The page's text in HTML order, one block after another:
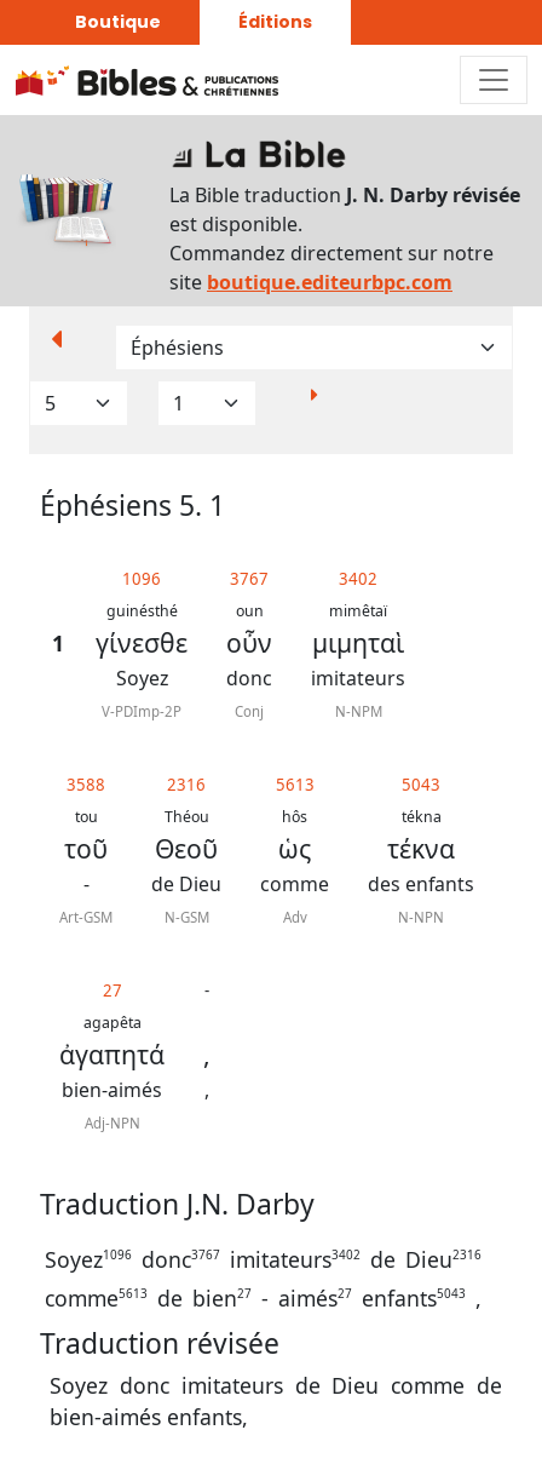
Boutique Éditions
La Bible traduction J. N. Darby révisée
est disponible.
Commandez directement sur notre
site boutique.editeurbpc.com
Éphésiens 5. 1
1
1096
guinésthé
γίνεσθε
Soyez
V-PDImp-2P
3767
oun
οὖν
donc
Conj
3402
mimêtaï
μιμηταὶ
imitateurs
N-NPM
3588
tou
τοῦ
-
Art-GSM
2316
Théou
Θεοῦ
de Dieu
N-GSM
5613
hôs
ὡς
comme
Adv
5043
tékna
τέκνα
des enfants
N-NPN
27
agapêta
ἀγαπητά
bien-aimés
Adj-NPN
-
,
,
Traduction J.N. Darby
Soyez1096 donc3767 imitateurs3402 de Dieu2316
comme5613 de bien27 - aimés27 enfants5043 ,
Traduction révisée
Soyez donc imitateurs de Dieu comme de
bien-aimés enfants,
d’affichage
Par
verset
Translittérations
Analyse
Abréviations
grammaticales
chapitre
Traduction
révisée
La
Bible
-
Traduction